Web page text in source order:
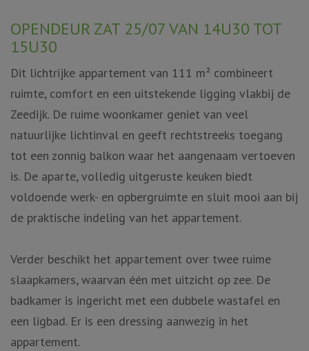
Omschrijving
OPENDEUR ZAT 25/07 VAN 14U30 TOT
15U30
Dit lichtrijke appartement van 111 m² combineert
ruimte, comfort en een uitstekende ligging vlakbij de
Zeedijk. De ruime woonkamer geniet van veel
natuurlijke lichtinval en geeft rechtstreeks toegang
tot een zonnig balkon waar het aangenaam vertoeven
is. De aparte, volledig uitgeruste keuken biedt
voldoende werk- en opbergruimte en sluit mooi aan bij
de praktische indeling van het appartement.
Verder beschikt het appartement over twee ruime
slaapkamers, waarvan één met uitzicht op zee. De
badkamer is ingericht met een dubbele wastafel en
een ligbad. Er is een dressing aanwezig in het
appartement.